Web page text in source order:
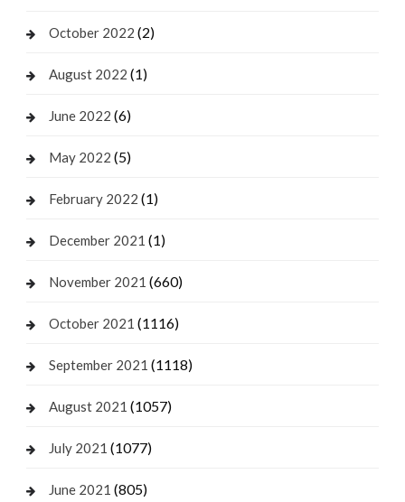
October 2022 (2)
August 2022 (1)
June 2022 (6)
May 2022 (5)
February 2022 (1)
December 2021 (1)
November 2021 (660)
October 2021 (1116)
September 2021 (1118)
August 2021 (1057)
July 2021 (1077)
June 2021 (805)